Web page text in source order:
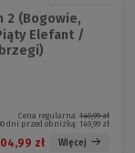
2 (Bogowie,
Elefant /
Cena regularna: 149,99 zł
dni przed obniżką:149,99 zł
zł Więcej